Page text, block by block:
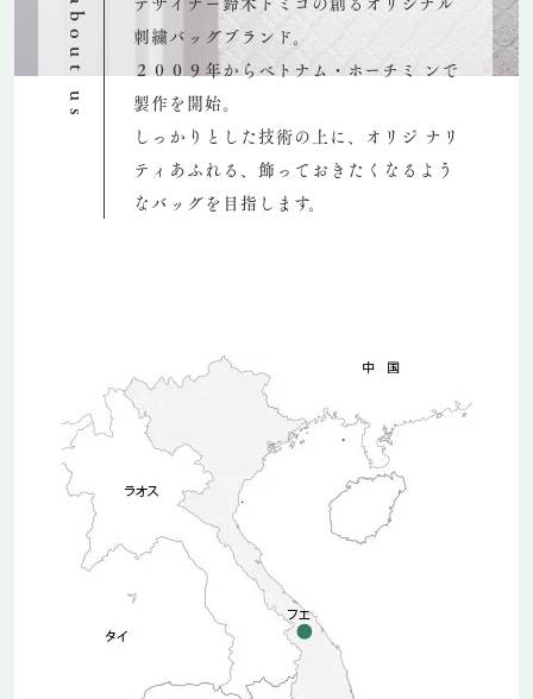
about us
刺繍バッグブランド。
２００９年からベトナム・ホーチミ ンで
製作を開始。
しっかりとした技術の上に、オリジ ナリ
ティあふれる、飾っておきたくなるよう
なバッグを目指します。